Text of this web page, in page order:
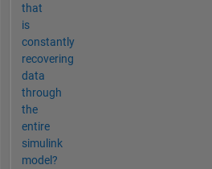
that
is
constantly
recovering
data
through
the
entire
simulink
model?